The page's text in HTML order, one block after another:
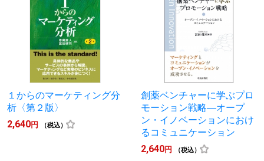
１からのマーケティング分
析〈第２版〉
2,640円 （税込）
創薬ベンチャーに学ぶプロ
モーション戦略―オープ
ン・イノベーションにおけ
るコミュニケーション
2,640円 （税込）